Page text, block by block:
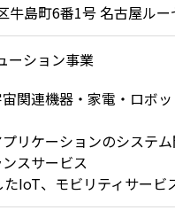
牛島町6番1号 名古屋ル
ーション事業
関連機器・家電・ロボ
リケーションのシステ
スサービス
たIoT、モビリティサービ